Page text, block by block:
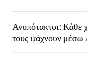
Ανυπότακτοι: Κάθε
τους ψάχνουν